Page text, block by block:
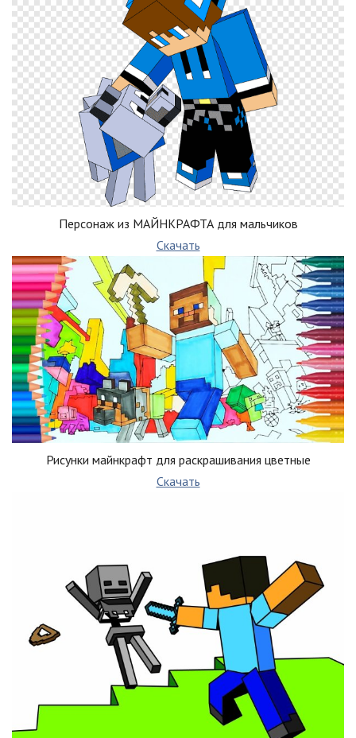
Персонаж из МАЙНКРАФТА для мальчиков
Скачать
Рисунки майнкрафт для раскрашивания цветные
Скачать